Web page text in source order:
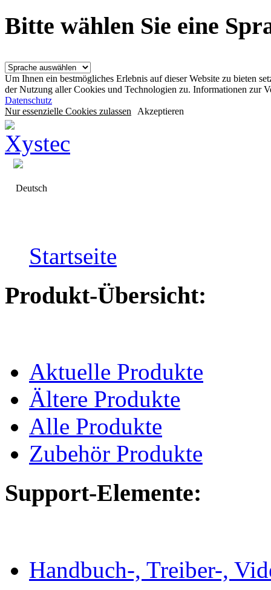
Bitte wählen Sie eine
Um Ihnen ein bestmögliches Erlebnis auf dieser Website zu bieten
der Nutzung aller Cookies und Technologien zu. Informationen zur
Datenschutz
Nur essenzielle Cookies zulassen Akzeptieren
Deutsch
Startseite
Produkt-Übersicht:
Aktuelle Produkte
Ältere Produkte
Alle Produkte
Zubehör Produkte
Support-Elemente:
Handbuch-, Treiber-,